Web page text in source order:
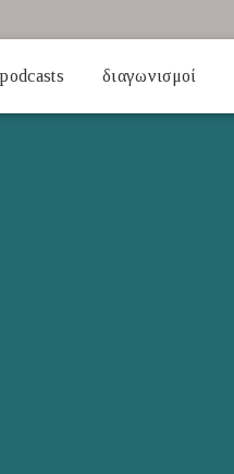
podcasts διαγωνισμοί